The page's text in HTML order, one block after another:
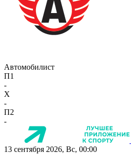
Автомобилист
П1
-
X
-
П2
-
13 сентября 2026, Вс, 00:00